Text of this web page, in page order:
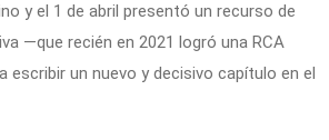
y el 1 de abril presentó un recurso de
—que recién en 2021 logró una RCA
un nuevo y decisivo capítulo en el